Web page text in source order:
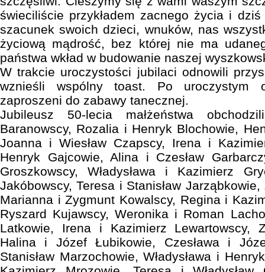
świeciliście przykładem zacnego życia i dziś
szacunek swoich dzieci, wnuków, nas
życiową mądrość, bez której nie ma
państwa wkład w budowanie naszej
W trakcie uroczystości jubilaci odnowili
wznieśli wspólny toast. Po uroczystym
zaproszeni do zabawy tanecznej.
Jubileusz 50-lecia małżeństwa
Baranowscy, Rozalia i Henryk Blochowie,
Joanna i Wiesław Czapscy, Irena i
Henryk Gajcowie, Alina i Czesław
Groszkowscy, Władysława i Kazimierz
Jakóbowscy, Teresa i Stanisław Jarząbkowie,
Marianna i Zygmunt Kowalscy, Regina i
Ryszard Kujawscy, Weronika i Roman
Latkowie, Irena i Kazimierz Lewartowscy,
Halina i Józef Łubikowie, Czesława i
Stanisław Marzochowie, Władysława i